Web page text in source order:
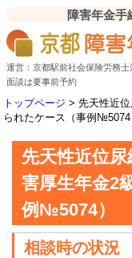
障害年金手
運営：京都駅前社会保険労務
面談は要事前予約
トップページ >先天性近
られたケース（事例№5074
先天性近位
害厚生年金2
例№5074）
相談時の状況